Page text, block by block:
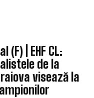
(F) | EHF CL:
de la
visează la